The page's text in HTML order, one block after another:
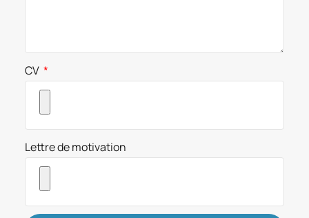
CV
Lettre de motivation